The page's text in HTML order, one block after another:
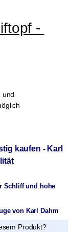
-
und
Schliff und hohe
von Karl Dahm
Produkt?